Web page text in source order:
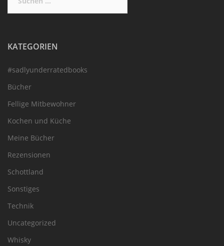
nach:
KATEGORIEN
#sadlyunderratedbooks
Bücher
Fellige Mitbewohner
Kochen und Küche
Meine Bücher
Rezensionen
Schottland
Sonstiges
Technik
Uncategorized
Whisky